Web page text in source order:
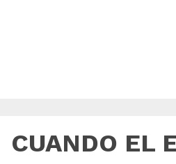
CUANDO EL